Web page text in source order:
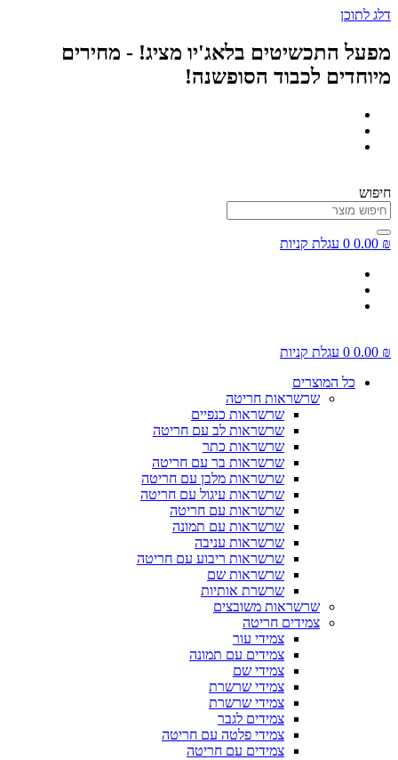
דלג לתוכן
מפעל התכשיטים בלאג'יו מציג! - מחירים
מיוחדים לכבוד הסופשנה!
חיפוש
0.00 ₪
0 עגלת קניות
0.00 ₪
0 עגלת קניות
כל המוצרים
שרשראות חריטה
שרשראות כנפיים
שרשראות לב עם חריטה
שרשראות כתר
שרשראות בר עם חריטה
שרשראות מלבן עם חריטה
שרשראות עיגול עם חריטה
שרשראות עם חריטה
שרשראות עם תמונה
שרשראות עניבה
שרשראות ריבוע עם חריטה
שרשראות שם
שרשרת אותיות
שרשראות משובצים
צמידים חריטה
צמידי עור
צמידים עם תמונה
צמידי שם
צמידי שרשרת
צמידי שרשרת
צמידים לגבר
צמידי פלטה עם חריטה
צמידים עם חריטה